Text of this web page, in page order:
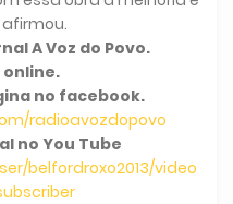
A Voz do Povo.
no facebook.
radioavozdopovo
no You Tube
belfordroxo2013/video